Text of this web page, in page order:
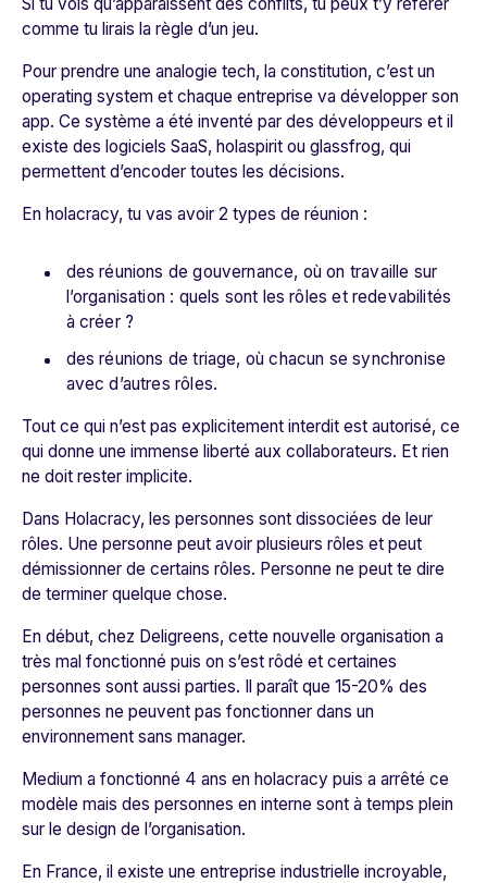
Si tu vois qu’apparaissent des conflits, tu peux t’y référer
comme tu lirais la règle d’un jeu.
Pour prendre une analogie tech, la constitution, c’est un
operating system et chaque entreprise va développer son
app. Ce système a été inventé par des développeurs et il
existe des logiciels SaaS, holaspirit ou glassfrog, qui
permettent d’encoder toutes les décisions.
En holacracy, tu vas avoir 2 types de réunion :
des réunions de gouvernance, où on travaille sur
l’organisation : quels sont les rôles et redevabilités
à créer ?
des réunions de triage, où chacun se synchronise
avec d’autres rôles.
Tout ce qui n’est pas explicitement interdit est autorisé, ce
qui donne une immense liberté aux collaborateurs. Et rien
ne doit rester implicite.
Dans Holacracy, les personnes sont dissociées de leur
rôles. Une personne peut avoir plusieurs rôles et peut
démissionner de certains rôles. Personne ne peut te dire
de terminer quelque chose.
En début, chez Deligreens, cette nouvelle organisation a
très mal fonctionné puis on s’est rôdé et certaines
personnes sont aussi parties. Il paraît que 15-20% des
personnes ne peuvent pas fonctionner dans un
environnement sans manager.
Medium a fonctionné 4 ans en holacracy puis a arrêté ce
modèle mais des personnes en interne sont à temps plein
sur le design de l’organisation.
En France, il existe une entreprise industrielle incroyable,